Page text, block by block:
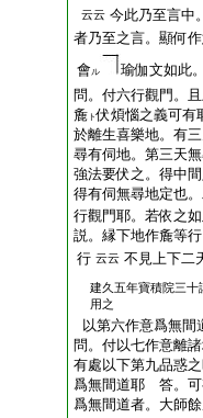
云云 今此乃至言中
者乃至之言。顯何
會ル
瑜伽文如此
問。付六行觀門。
麁 ト伏煩惱之義可有
於離生喜樂地。有
尋有伺地。第三天
強法要伏之。得中
得有伺無尋地定也
行觀門耶。若依之
説。縁下地作麁等
行 云云 不見上下二
建久五年寶積院三十
用之
以第六作意爲無間
問。付以七作意離
有處以下第九品惑
爲無間道耶 答。可
爲無間道者。大師